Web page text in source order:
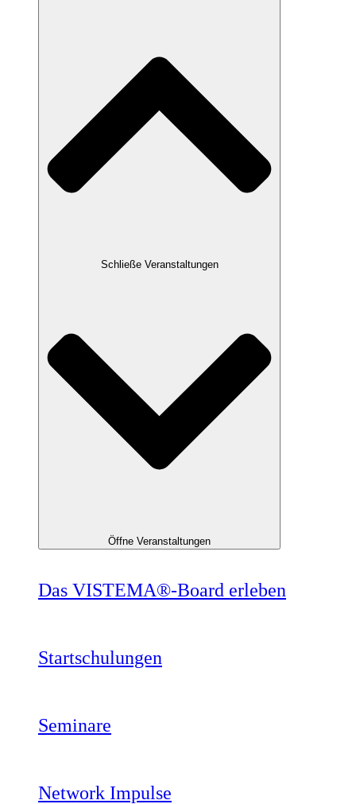
Schließe Veranstaltungen
Öffne Veranstaltungen
Das VISTEMA®-Board erleben
Startschulungen
Seminare
Network Impulse